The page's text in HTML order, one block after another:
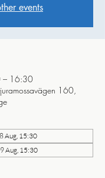
events
– 16:30
160,
Aug, 15:30
Aug, 15:30